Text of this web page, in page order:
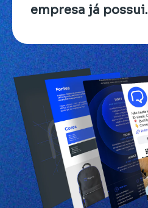
empresa já possui.